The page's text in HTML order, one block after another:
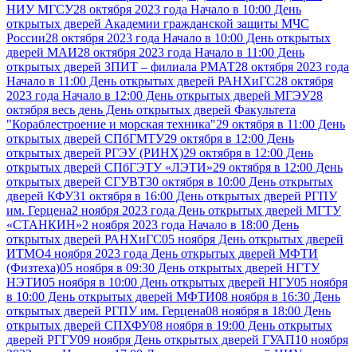
НИУ МГСУ28 октября 2023 года Начало в 10:00 День
открытых дверей Академии гражданской защиты МЧС
России28 октября 2023 года Начало в 10:00 День открытых
дверей МАИ28 октября 2023 года Начало в 11:00 День
открытых дверей ЗПИТ – филиала РМАТ28 октября 2023 года
Начало в 11:00 День открытых дверей РАНХиГС28 октября
2023 года Начало в 12:00 День открытых дверей МГЭУ28
октября весь день День открытых дверей Факультета
"Кораблестроение и морская техника"29 октября в 11:00 День
открытых дверей СПбГМТУ29 октября в 12:00 День
открытых дверей РГЭУ (РИНХ)29 октября в 12:00 День
открытых дверей СПбГЭТУ «ЛЭТИ»29 октября в 12:00 День
открытых дверей СГУВТ30 октября в 10:00 День открытых
дверей КФУ31 октября в 16:00 День открытых дверей РГПУ
им. Герцена2 ноября 2023 года День открытых дверей МГТУ
«СТАНКИН»2 ноября 2023 года Начало в 18:00 День
открытых дверей РАНХиГС05 ноября День открытых дверей
ИТМО4 ноября 2023 года День открытых дверей МФТИ
(Физтеха)05 ноября в 09:30 День открытых дверей НГТУ
НЭТИ05 ноября в 10:00 День открытых дверей НГУ05 ноября
в 10:00 День открытых дверей МФТИ08 ноября в 16:30 День
открытых дверей РГПУ им. Герцена08 ноября в 18:00 День
открытых дверей СПХФУ08 ноября в 19:00 День открытых
дверей РГГУ09 ноября День открытых дверей ГУАП10 ноября